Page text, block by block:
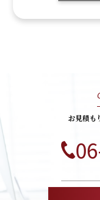
お見積も